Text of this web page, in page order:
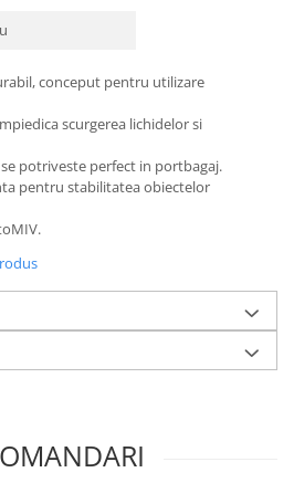
conceput pentru utilizare
scurgerea lichidelor si
potriveste perfect in portbagaj.
pentru stabilitatea obiectelor